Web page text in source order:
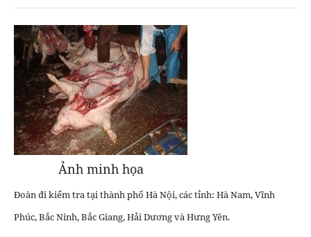
Ảnh minh họa
Đoàn đi kiểm tra tại thành phố Hà Nội, các tỉnh: Hà Nam, Vĩnh
Phúc, Bắc Ninh, Bắc Giang, Hải Dương và Hưng Yên.